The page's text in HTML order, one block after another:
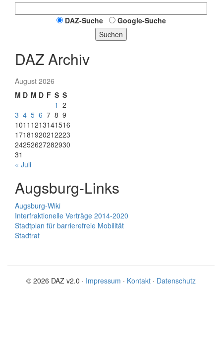
DAZ-Suche
Google-Suche
Suchen
DAZ Archiv
August 2026
M D M D F S S
1 2
3 4 5 6 7 8 9
1011 1213141516
17181920212223
24252627282930
31
« Juli
Augsburg-Links
Augsburg-Wiki
Interfraktionelle Verträge 2014-2020
Stadtplan für barrierefreie Mobilität
Stadtrat
© 2026 DAZ v2.0 · Impressum · Kontakt · Datenschutz